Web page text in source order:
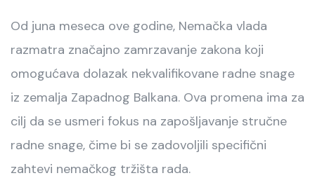
Od juna meseca ove godine, Nemačka vlada
razmatra značajno zamrzavanje zakona koji
omogućava dolazak nekvalifikovane radne snage
iz zemalja Zapadnog Balkana. Ova promena ima za
cilj da se usmeri fokus na zapošljavanje stručne
radne snage, čime bi se zadovoljili specifični
zahtevi nemačkog tržišta rada.